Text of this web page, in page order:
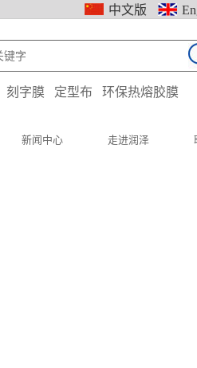
中文版
刻字膜 定型布 环保热熔胶膜
新闻中心 走进润泽